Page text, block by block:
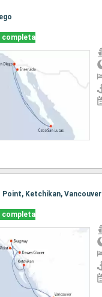
completa
Point, Ketchikan, Vancouver
completa